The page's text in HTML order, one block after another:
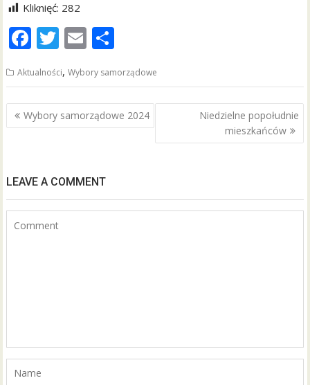
Kliknięć: 282
F
e
b
o
k
T
itt
er
E
ai
l
ar
e
Aktualności,Wybory samorządowe
Nawigacja
wpisu
Wybory samorządowe 2024
Niedzielne popołudnie
mieszkańców
LEAVE A COMMENT